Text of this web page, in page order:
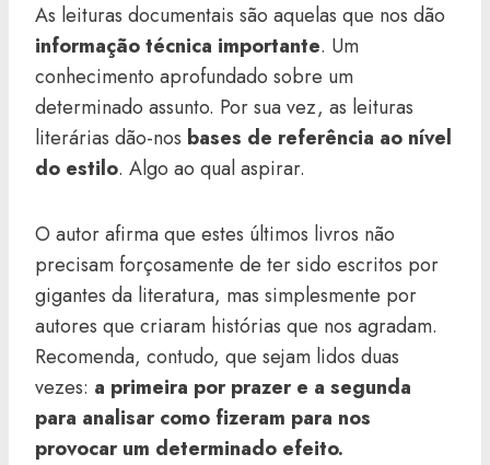
As leituras documentais são aquelas que nos dão
informação técnica importante. Um
conhecimento aprofundado sobre um
determinado assunto. Por sua vez, as leituras
literárias dão-nos bases de referência ao nível
do estilo. Algo ao qual aspirar.
O autor afirma que estes últimos livros não
precisam forçosamente de ter sido escritos por
gigantes da literatura, mas simplesmente por
autores que criaram histórias que nos agradam.
Recomenda, contudo, que sejam lidos duas
vezes: a primeira por prazer e a segunda
para analisar como fizeram para nos
provocar um determinado efeito.